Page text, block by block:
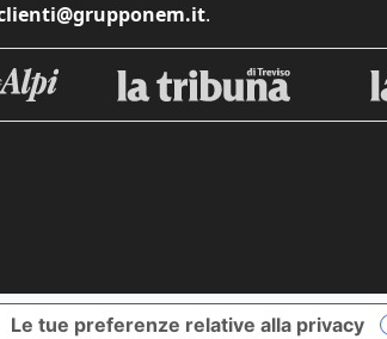
.
Le tue preferenze relative alla privacy